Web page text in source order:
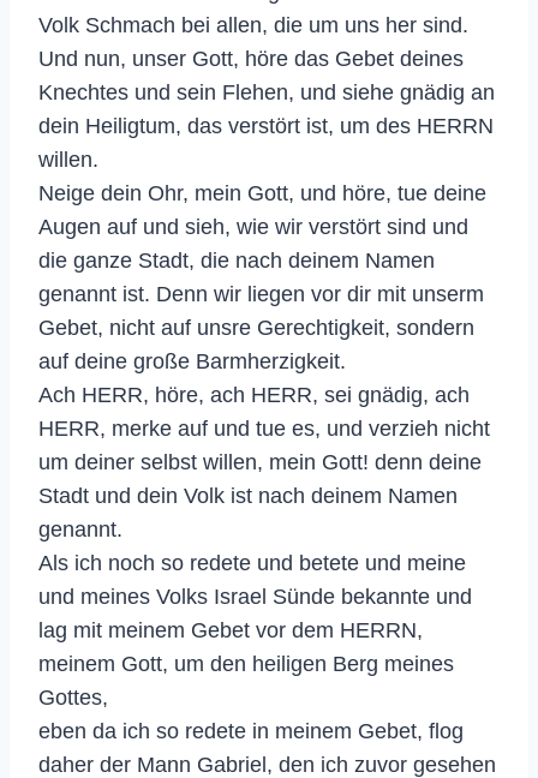
Volk Schmach bei allen, die um uns her sind.
Und nun, unser Gott, höre das Gebet deines
Knechtes und sein Flehen, und siehe gnädig an
dein Heiligtum, das verstört ist, um des HERRN
willen.
Neige dein Ohr, mein Gott, und höre, tue deine
Augen auf und sieh, wie wir verstört sind und
die ganze Stadt, die nach deinem Namen
genannt ist. Denn wir liegen vor dir mit unserm
Gebet, nicht auf unsre Gerechtigkeit, sondern
auf deine große Barmherzigkeit.
Ach HERR, höre, ach HERR, sei gnädig, ach
HERR, merke auf und tue es, und verzieh nicht
um deiner selbst willen, mein Gott! denn deine
Stadt und dein Volk ist nach deinem Namen
genannt.
Als ich noch so redete und betete und meine
und meines Volks Israel Sünde bekannte und
lag mit meinem Gebet vor dem HERRN,
meinem Gott, um den heiligen Berg meines
Gottes,
eben da ich so redete in meinem Gebet, flog
daher der Mann Gabriel, den ich zuvor gesehen